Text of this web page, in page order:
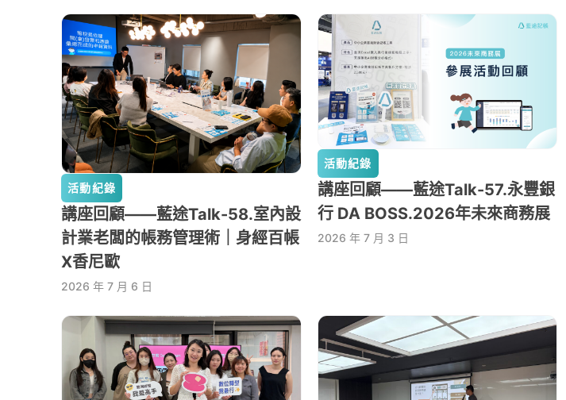
活動紀錄
講座回顧——藍途Talk-58.室內設
計業老闆的帳務管理術｜身經百帳
X香尼歐
2026 年 7 月 6 日
活動紀錄
講座回顧——藍途Talk-57.永豐銀
行 DA BOSS.2026年未來商務展
2026 年 7 月 3 日